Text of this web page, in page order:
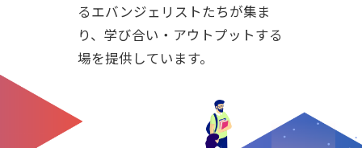
るエバンジェリストたちが集ま
り、学び合い・アウトプットする
場を提供しています。